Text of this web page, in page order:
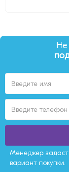
Не
Менеджер задаст
вариант покупки.